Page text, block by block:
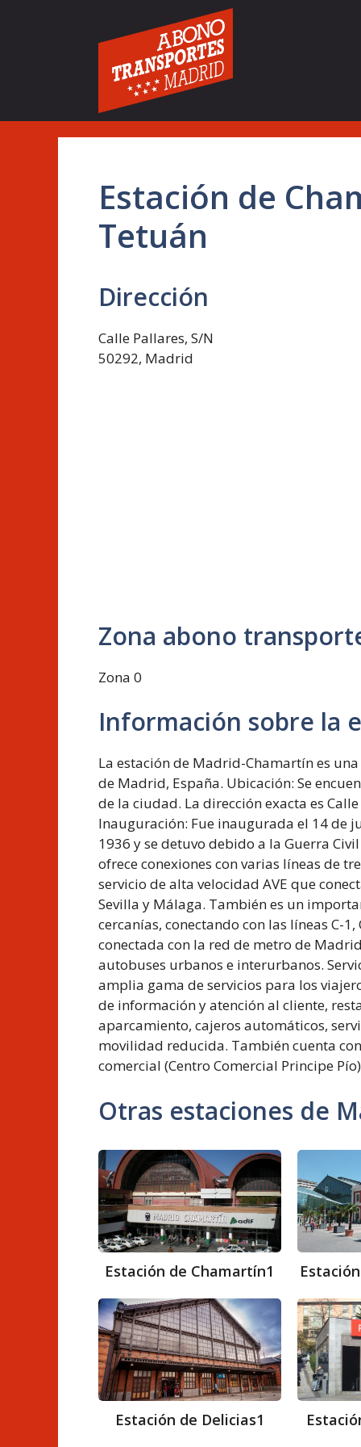
Estación de
Tetuán
Dirección
Calle Pallares, S/N
50292, Madrid
Zona abono
Zona 0
Información sobre la
La estación de Madrid-Chamartín es
de Madrid, España. Ubicación: Se
de la ciudad. La dirección exacta es
Inauguración: Fue inaugurada el 14 de
1936 y se detuvo debido a la Guerra
ofrece conexiones con varias líneas de
servicio de alta velocidad AVE que
Sevilla y Málaga. También es un
cercanías, conectando con las líneas C-1,
conectada con la red de metro de
autobuses urbanos e interurbanos.
amplia gama de servicios para los
de información y atención al cliente,
aparcamiento, cajeros automáticos,
movilidad reducida. También cuenta
comercial (Centro Comercial Principe
Otras estaciones de
Estación
de
Chamartín1​
Estación de Chamartín1​
Estación
de
Delicias1​
Estación de Delicias1​